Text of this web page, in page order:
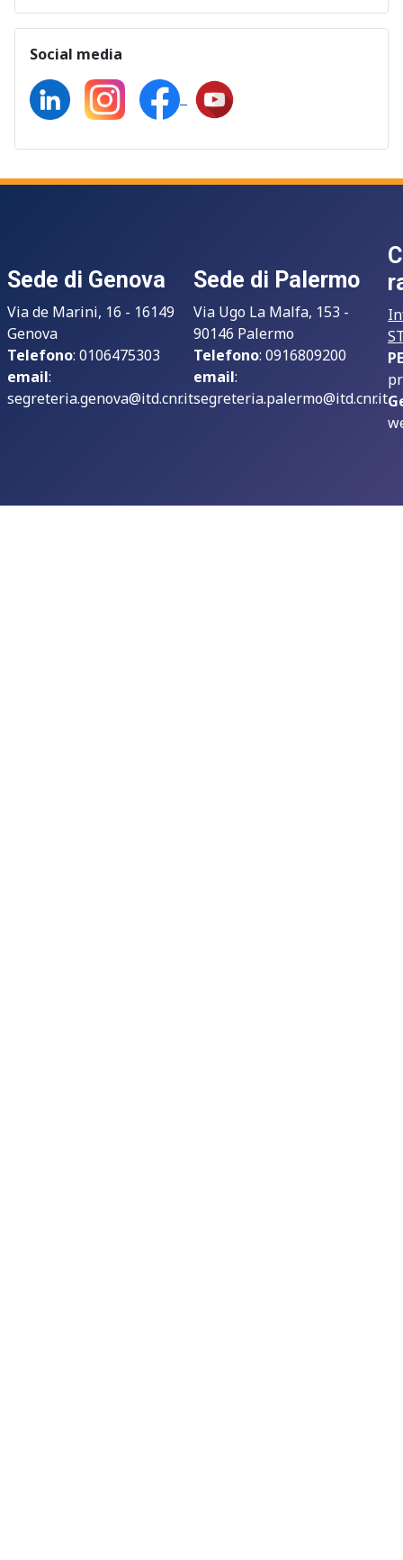
Social media
Sede di Genova
Via de Marini, 16 - 16149
Genova
Telefono: 0106475303
email:
segreteria.genova@itd.cnr.it
Sede di Palermo
Via Ugo La Malfa, 153 -
90146 Palermo
Telefono: 0916809200
email:
segreteria.palermo@itd.cnr.it